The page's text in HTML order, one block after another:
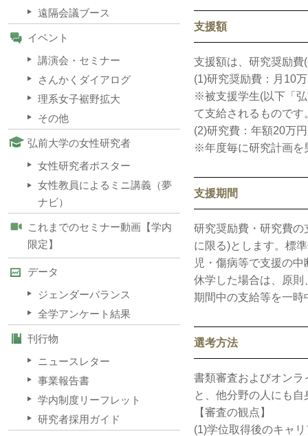
支援額
支援額は、研究奨励
(1)研究奨励費：月10
※被支援学生(以下「
て支給されるものです
(2)研究費：年額20万
※年度毎に研究計画を
支援期間
研究奨励費・研究費
に限る)とします。標
児・傷病等で支援の
休学した場合は、原
期間中の支給等を一
選考方法
書類審査およびオン
と、他分野の人にも
【審査の観点】
(1)学位取得後のキャ
遠隔会議ブース
イベント
講演会・セミナー
さんかくダイアログ
理系女子裾野拡大
その他
弘前大学の女性研究者
女性研究者ポスター
女性教員によるミニ講義（夢
ナビ）
これまでのセミナー動画【学内
限定】
データ
ジェンダーバランス
全学アンケート結果
刊行物
ニュースレター
事業報告書
学内制度リーフレット
研究者採用ガイド